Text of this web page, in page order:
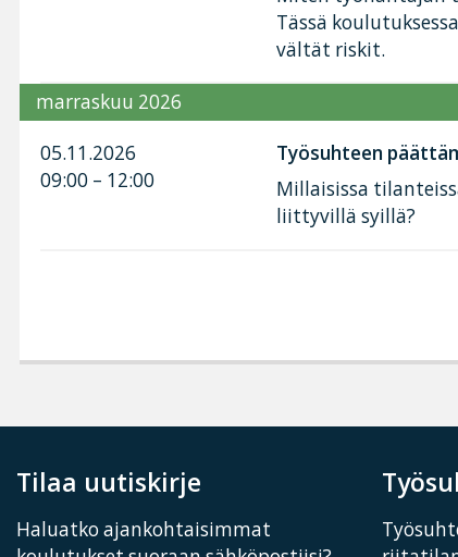
Tässä
vältät riskit.
marraskuu 2026
05.11.2026
09:00 – 12:00
Työsuhteen
Millaisissa
liittyvillä syillä?
Tilaa uutiskirje
Haluatko ajankohtaisimmat